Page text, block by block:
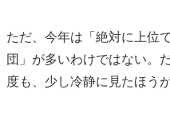
ただ、今年は「絶対に上位
団」が多いわけではない。
度も、少し冷静に見たほう